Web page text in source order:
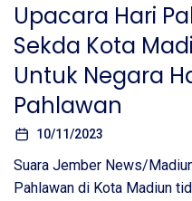
Upacara Hari
Sekda Kota
Untuk Negara
Pahlawan
10/11/2023
Suara Jember News/
Pahlawan di Kota Madiun